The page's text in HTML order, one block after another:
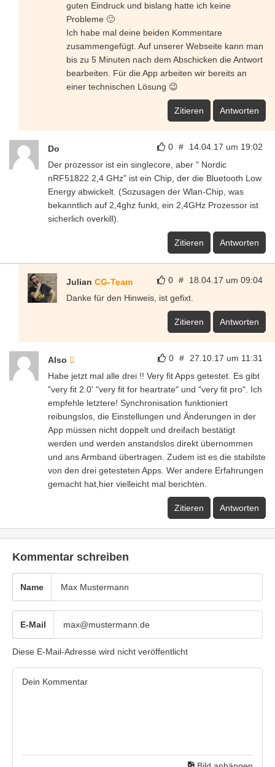
guten Eindruck und bislang hatte ich keine
Probleme 🙂
Ich habe mal deine beiden Kommentare
zusammengefügt. Auf unserer Webseite kann man
bis zu 5 Minuten nach dem Abschicken die Antwort
bearbeiten. Für die App arbeiten wir bereits an
einer technischen Lösung 😉
Zitieren Antworten
0 # 14.04.17 um 19:02
Do
Der prozessor ist ein singlecore, aber " Nordic
nRF51822 2,4 GHz" ist ein Chip, der die Bluetooth Low
Energy abwickelt. (Sozusagen der Wlan-Chip, was
bekanntlich auf 2,4ghz funkt, ein 2,4GHz Prozessor ist
sicherlich overkill).
Zitieren Antworten
0 # 18.04.17 um 09:04
Julian CG-Team
Danke für den Hinweis, ist gefixt.
Zitieren Antworten
0 # 27.10.17 um 11:31
Also
Habe jetzt mal alle drei !! Very fit Apps getestet. Es gibt
"very fit 2.0' "very fit for heartrate" und "very fit pro". Ich
empfehle letztere! Synchronisation funktioniert
reibungslos, die Einstellungen und Änderungen in der
App müssen nicht doppelt und dreifach bestätigt
werden und werden anstandslos direkt übernommen
und ans Armband übertragen. Zudem ist es die stabilste
von den drei getesteten Apps. Wer andere Erfahrungen
gemacht hat,hier vielleicht mal berichten.
Zitieren Antworten
Kommentar schreiben
Name
E-Mail
Diese E-Mail-Adresse wird nicht veröffentlicht